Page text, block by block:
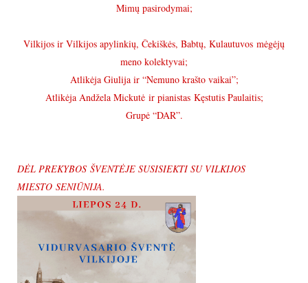
Mimų pasirodymai;
Vilkijos ir Vilkijos apylinkių, Čekiškės, Babtų, Kulautuvos mėgėjų
meno kolektyvai;
Atlikėja Giulija ir “Nemuno krašto vaikai”;
Atlikėja Andžela Mickutė ir pianistas Kęstutis Paulaitis;
Grupė “DAR”.
DĖL PREKYBOS ŠVENTĖJE SUSISIEKTI SU VILKIJOS
MIESTO SENIŪNIJA.